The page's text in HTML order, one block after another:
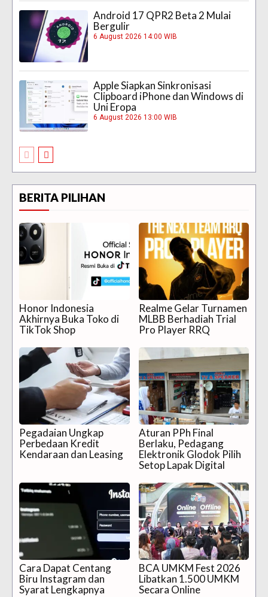
Android 17 QPR2 Beta 2 Mulai
Bergulir
6 August 2026 14:00 WIB
Apple Siapkan Sinkronisasi
Clipboard iPhone dan Windows di
Uni Eropa
6 August 2026 13:00 WIB
BERITA PILIHAN
Honor Indonesia
Akhirnya Buka Toko di
TikTok Shop
Realme Gelar Turnamen
MLBB Berhadiah Trial
Pro Player RRQ
Pegadaian Ungkap
Perbedaan Kredit
Kendaraan dan Leasing
Aturan PPh Final
Berlaku, Pedagang
Elektronik Glodok Pilih
Setop Lapak Digital
Cara Dapat Centang
Biru Instagram dan
Syarat Lengkapnya
BCA UMKM Fest 2026
Libatkan 1.500 UMKM
Secara Online